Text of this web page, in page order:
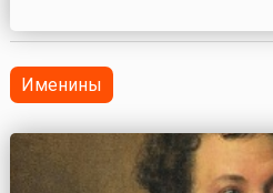
ничего дур...
Именины